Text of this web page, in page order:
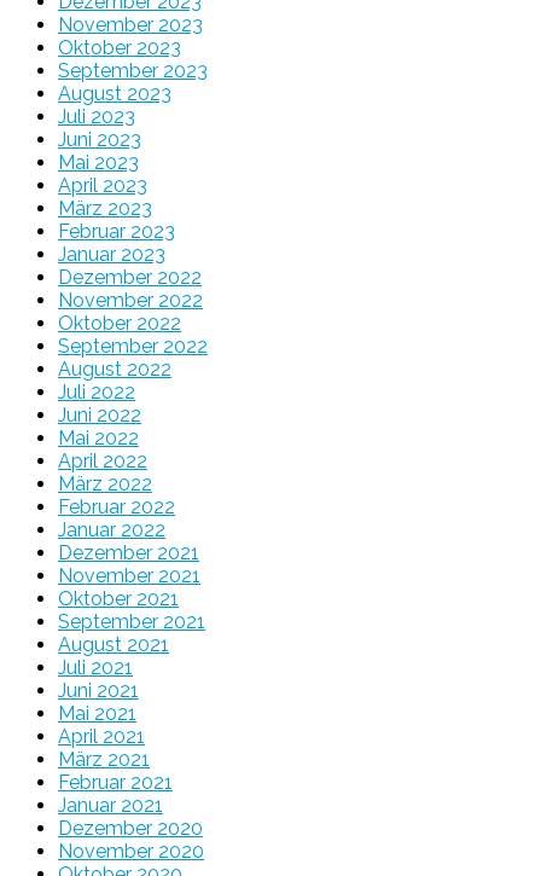
November 2023
Oktober 2023
September 2023
August 2023
Juli 2023
Juni 2023
Mai 2023
April 2023
März 2023
Februar 2023
Januar 2023
Dezember 2022
November 2022
Oktober 2022
September 2022
August 2022
Juli 2022
Juni 2022
Mai 2022
April 2022
März 2022
Februar 2022
Januar 2022
Dezember 2021
November 2021
Oktober 2021
September 2021
August 2021
Juli 2021
Juni 2021
Mai 2021
April 2021
März 2021
Februar 2021
Januar 2021
Dezember 2020
November 2020